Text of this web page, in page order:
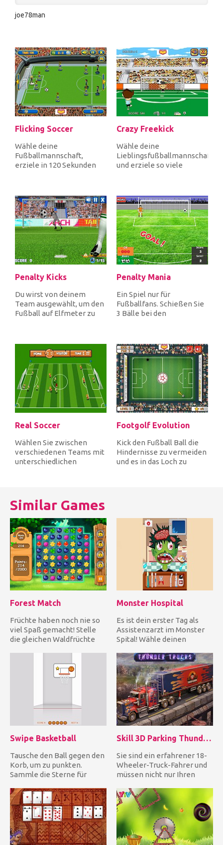
joe78man
Flicking Soccer
Wähle deine
Fußballmannschaft,
erziele in 120 Sekunden
Crazy Freekick
Wähle deine
Lieblingsfußballmannschaft
und erziele so viele
Penalty Kicks
Du wirst von deinem
Team ausgewählt, um den
Fußball auf Elfmeter zu
Penalty Mania
Ein Spiel nur für
Fußballfans. Schießen Sie
3 Bälle bei den
Real Soccer
Wählen Sie zwischen
verschiedenen Teams mit
unterschiedlichen
Footgolf Evolution
Kick den Fußball Ball die
Hindernisse zu vermeiden
und es in das Loch zu
Similar Games
Forest Match
Früchte haben noch nie so
viel Spaß gemacht! Stelle
die gleichen Waldfrüchte
Monster Hospital
Es ist dein erster Tag als
Assistenzarzt im Monster
Spital! Wähle deinen
fange...
Swipe Basketball
Tausche den Ball gegen den
Korb, um zu punkten.
Sammle die Sterne für
nur...
Skill 3D Parking Thunder Trucks
Sie sind ein erfahrener 18-
Wheeler-Truck-Fahrer und
müssen nicht nur Ihren